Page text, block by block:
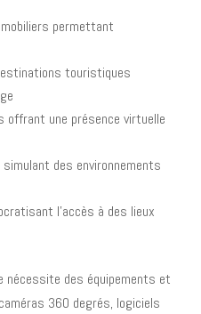
permettant
touristiques
offrant une présence virtuelle
des environnements
l'accès à des lieux
nécessite des équipements et
360 degrés, logiciels